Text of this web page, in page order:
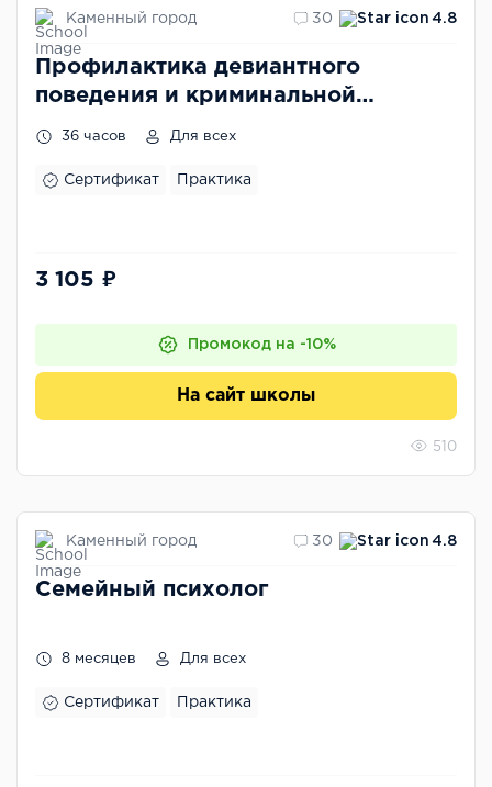
Каменный город 30 4.8
Профилактика девиантного
поведения и криминальной
36 часов Для всех
Сертификат Практика
3 105 ₽
Промокод на -10%
На сайт школы
510
Каменный город 30 4.8
Семейный психолог
8 месяцев Для всех
Сертификат Практика